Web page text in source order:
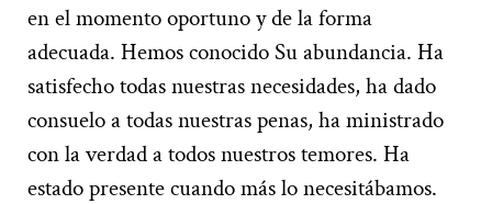
en el momento oportuno y de la forma
adecuada. Hemos conocido Su abundancia. Ha
satisfecho todas nuestras necesidades, ha dado
consuelo a todas nuestras penas, ha ministrado
con la verdad a todos nuestros temores. Ha
estado presente cuando más lo necesitábamos.